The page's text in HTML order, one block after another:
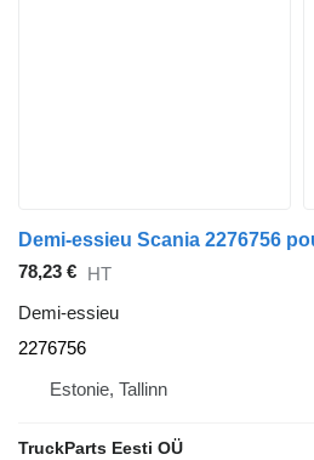
78,23 € HT
Demi-essieu
2276756
Estonie, Tallinn
TruckParts Eesti OÜ